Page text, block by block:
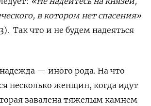
в котором нет спасения»
). Так что и не будем надеяться
— иного рода. На что
несколько женщин, когда идут
завалена тяжелым камнем